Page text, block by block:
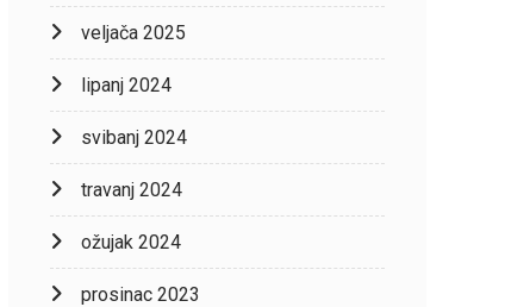
veljača 2025
lipanj 2024
svibanj 2024
travanj 2024
ožujak 2024
prosinac 2023